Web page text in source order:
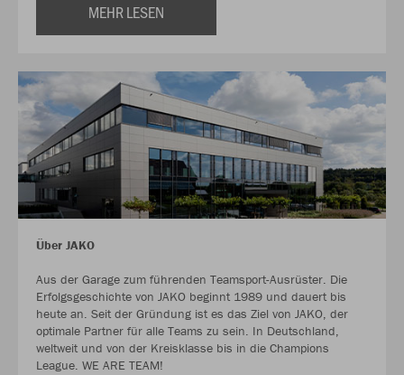
MEHR LESEN
Über JAKO
Aus der Garage zum führenden Teamsport-Ausrüster. Die
Erfolgsgeschichte von JAKO beginnt 1989 und dauert bis
heute an. Seit der Gründung ist es das Ziel von JAKO, der
optimale Partner für alle Teams zu sein. In Deutschland,
weltweit und von der Kreisklasse bis in die Champions
League. WE ARE TEAM!